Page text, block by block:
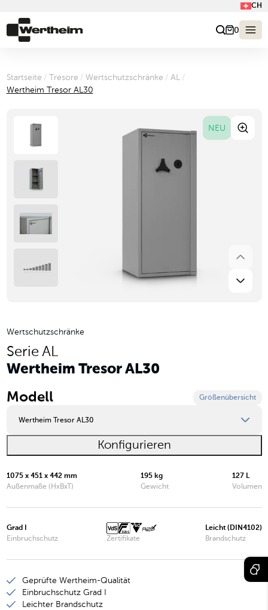
CH
0
Startseite / Tresore / Wertschutzschränke / AL /
Wertheim Tresor AL30
NEU
Wertschutzschränke
Serie AL
Wertheim Tresor AL30
Modell
Größenübersicht
Wertheim Tresor AL30
Wertheim Tresor AL05
Wertheim Tresor AL30
Konfigurieren
1075 x 451 x 442 mm
Außenmaße (HxBxT)
195 kg
Gewicht
127 L
Volumen
Grad I
Einbruchschutz
Zertifikate
Leicht (DIN4102)
Brandschutz
Geprüfte Wertheim-Qualität
Einbruchschutz Grad I
Leichter Brandschutz